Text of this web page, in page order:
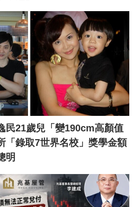
民21歲兒「變190cm高顏值
錄取7世界名校」獎學金額
明